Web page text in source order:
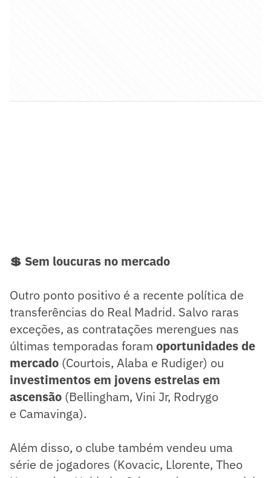
💲 Sem loucuras no mercado
Outro ponto positivo é a recente política de
transferências do Real Madrid. Salvo raras
exceções, as contratações merengues nas
últimas temporadas foram oportunidades de
mercado (Courtois, Alaba e Rudiger) ou
investimentos em jovens estrelas em
ascensão (Bellingham, Vini Jr, Rodrygo
e Camavinga).
Além disso, o clube também vendeu uma
série de jogadores (Kovacic, Llorente, Theo